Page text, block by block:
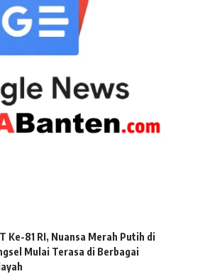
Ke-81 RI, Nuansa Merah Putih di
Mulai Terasa di Berbagai